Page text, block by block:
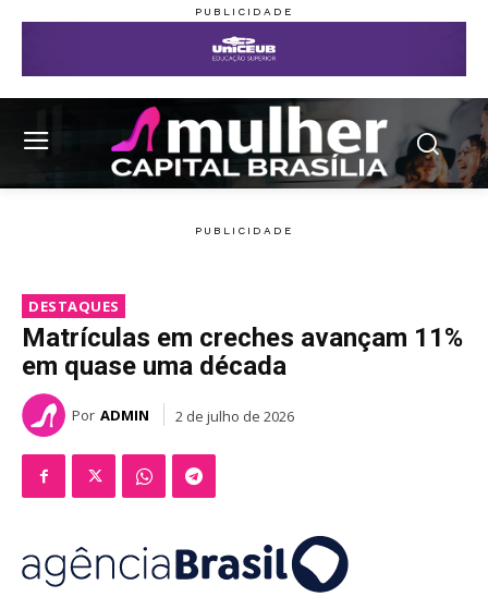
DESTAQUES
Matrículas em creches avançam 11%
em quase uma década
Por ADMIN 2 de julho de 2026